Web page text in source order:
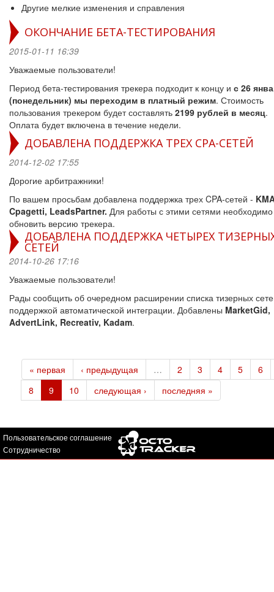
Другие мелкие изменения и справления
ОКОНЧАНИЕ БЕТА-ТЕСТИРОВАНИЯ
2015-01-11 16:39
Уважаемые пользователи!
Период бета-тестирования трекера подходит к концу и с 26
(понедельник) мы переходим в платный режим. Стоимость
пользования трекером будет составлять 2199 рублей в месяц.
Оплата будет включена в течение недели.
ДОБАВЛЕНА ПОДДЕРЖКА ТРЕХ CPA-СЕТЕЙ
2014-12-02 17:55
Дорогие арбитражники!
По вашем просьбам добавлена поддержка трех CPA-сетей -
Cpagetti, LeadsPartner. Для работы с этими сетями необходимо
обновить версию трекера.
ДОБАВЛЕНА ПОДДЕРЖКА ЧЕТЫРЕХ
СЕТЕЙ
2014-10-26 17:16
Уважаемые пользователи!
Рады сообщить об очередном расширении списка тизерных
поддержкой автоматической интеграции. Добавлены MarketGid,
AdvertLink, Recreativ, Kadam.
« первая ‹ предыдущая … 2 3 4 5
6
8
9 10 следующая › последняя »
Пользовательское соглашение
Сотрудничество